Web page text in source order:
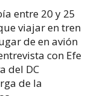
entre 20 y 25
viajar en tren
de en avión
con Efe
del DC
de la